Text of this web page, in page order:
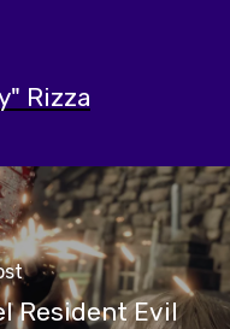
Rizza
Resident Evil